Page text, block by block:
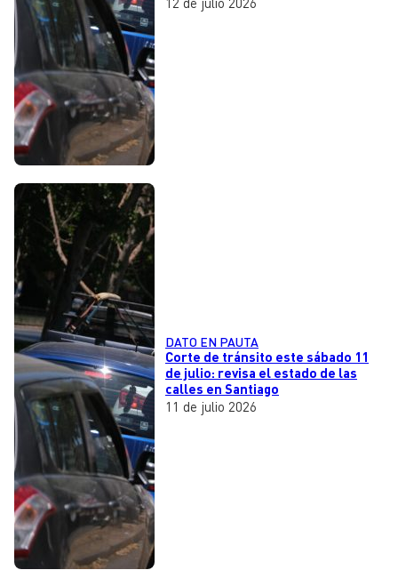
DATO EN PAUTA
Corte de tránsito este sábado 11
de julio: revisa el estado de las
calles en Santiago
11 de julio 2026